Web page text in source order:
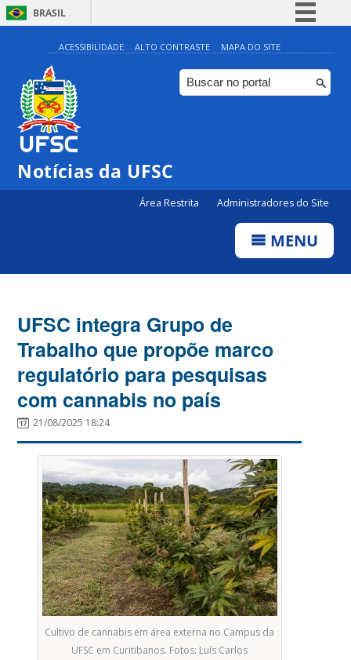
BRASIL
Simplifique!
Comunica BR
Participe
ACESSIBILIDADE ALTO CONTRASTE MAPA DO SITE
Notícias da UFSC
Área Restrita Administradores do Site
MENU
UFSC integra Grupo de
Trabalho que propõe marco
regulatório para pesquisas
com cannabis no país
21/08/2025 18:24
Cultivo de cannabis em área externa no Campus da
UFSC em Curitibanos. Fotos: Luís Carlos